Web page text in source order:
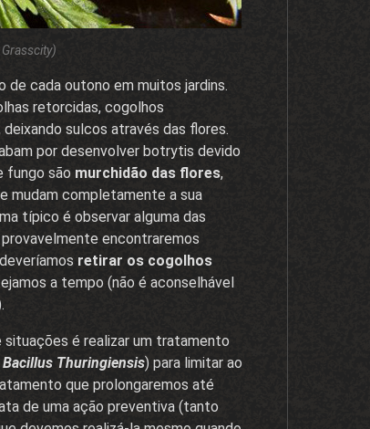
cada outono em muitos jardins.
retorcidas, cogolhos
sulcos através das flores.
por desenvolver botrytis devido
fungo são murchidão das flores,
mudam completamente a sua
típico é observar alguma das
encontraremos
retirar os cogolhos
a tempo (não é aconselhável
é realizar um tratamento
Bacillus Thuringiensis) para limitar ao
que prolongaremos até
de uma ação preventiva (tanto